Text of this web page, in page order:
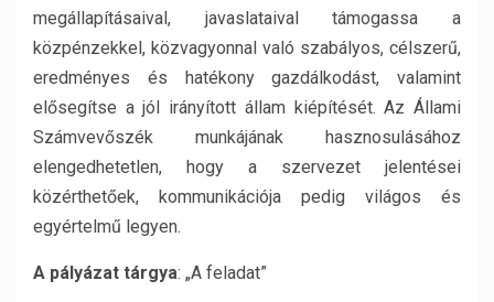
megállapításaival, javaslataival támogassa a
közpénzekkel, közvagyonnal való szabályos, célszerű,
eredményes és hatékony gazdálkodást, valamint
elősegítse a jól irányított állam kiépítését. Az Állami
Számvevőszék munkájának hasznosulásához
elengedhetetlen, hogy a szervezet jelentései
közérthetőek, kommunikációja pedig világos és
egyértelmű legyen.
A pályázat tárgya: „A feladat”